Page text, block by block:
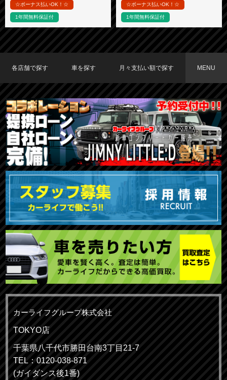
☆ボーナス払いOK！☆
1年間無料保証付
☆ボーナス払いOK！☆
1年間無料保証付
各店舗で探す
TOKYO店在庫車両
大阪店在庫車両
福岡店在庫車両
車を探す
車種で探す
メーカーで探す
月々支払い額で探す
〜19,999円
20,000円〜29,999円
30,000円〜39,999円
40,000円〜49,999円
50,000円〜
MENU
カーライフグループ株式会社
TOKYO店
千葉県八千代市勝田台南3丁目21-7
TEL：0120-038-871
(ガイダンス後1番)